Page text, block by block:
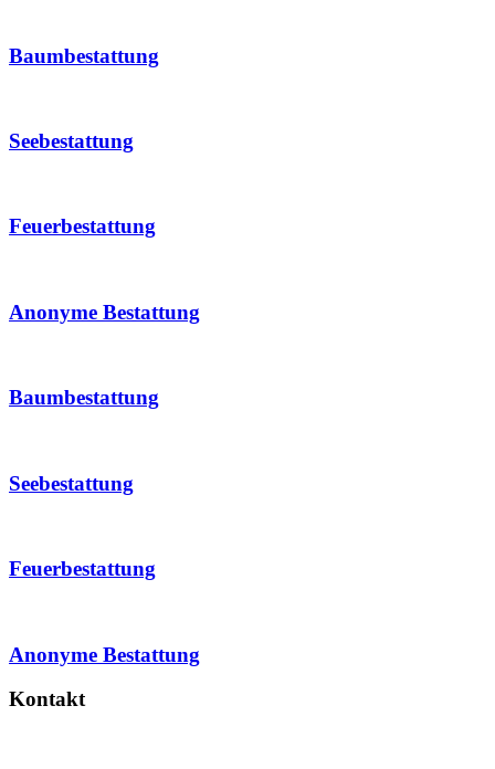
Baumbestattung
Seebestattung
Feuerbestattung
Anonyme Bestattung
Baumbestattung
Seebestattung
Feuerbestattung
Anonyme Bestattung
Kontakt